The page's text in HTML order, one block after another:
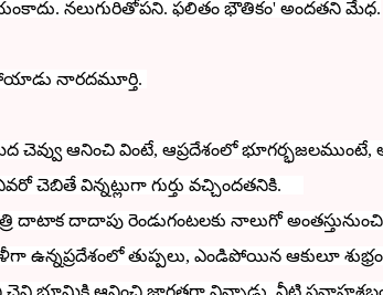
నలుగురితోపని. ఫలితం భౌతికం' అందతని మేధ.
నారదమూర్తి.
ఆనించి వింటే, ఆప్రదేశంలో భూగర్భజలముంటే,
చెబితే విన్నట్లుగా గుర్తు వచ్చిందతనికి.
దాటాక దాదాపు రెండుగంటలకు నాలుగో అంతస్తునుంచి
తుప్పలు, ఎండిపోయిన ఆకులూ
చెవి భూమికి ఆనించి జాగ్రత్తగా విన్నాడు. నీటి